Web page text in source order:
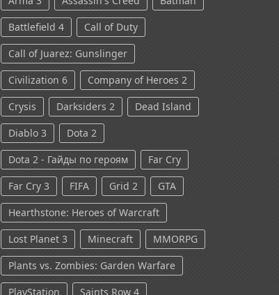
Battlefield 4
Call of Duty
Call of Juarez: Gunslinger
Civilization 6
Company of Heroes 2
Crysis
Darksiders 2
Dead Island
Diablo 3
Dota 2
Dota 2 - Гайды по героям
Far Cry
Far Cry 3
FIFA Grid 2
GTA
Hearthstone: Heroes of Warcraft
Lost Planet 3
Minecraft
MMORPG
Plants vs. Zombies: Garden Warfare
PlayStation
Saints Row 4